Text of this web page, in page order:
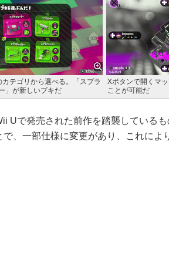
カテゴリから選べる。「スプラ
」が新しいブキだ
Xボタンで開くマ
ことが可能だ
Uで発売された前作を踏襲している
で、一部仕様に変更があり、これによ